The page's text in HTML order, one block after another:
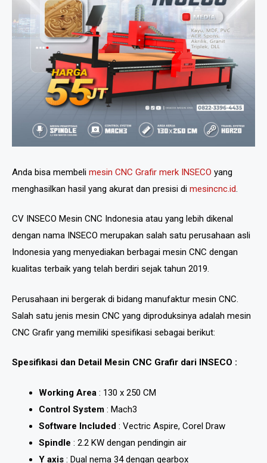
Anda bisa membeli mesin CNC Grafir merk INSECO yang
menghasilkan hasil yang akurat dan presisi di mesincnc.id.
CV INSECO Mesin CNC Indonesia atau yang lebih dikenal
dengan nama INSECO merupakan salah satu perusahaan asli
Indonesia yang menyediakan berbagai mesin CNC dengan
kualitas terbaik yang telah berdiri sejak tahun 2019.
Perusahaan ini bergerak di bidang manufaktur mesin CNC.
Salah satu jenis mesin CNC yang diproduksinya adalah mesin
CNC Grafir yang memiliki spesifikasi sebagai berikut:
Spesifikasi dan Detail Mesin CNC Grafir dari INSECO :
Working Area : 130 x 250 CM
Control System : Mach3
Software Included : Vectric Aspire, Corel Draw
Spindle : 2.2 KW dengan pendingin air
Y axis : Dual nema 34 dengan gearbox